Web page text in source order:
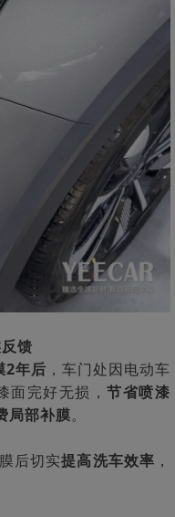
馈
2年后 ，车门处因电动车
面完好无损，节省喷漆
局部补膜。
后切实提高洗车效率 ，